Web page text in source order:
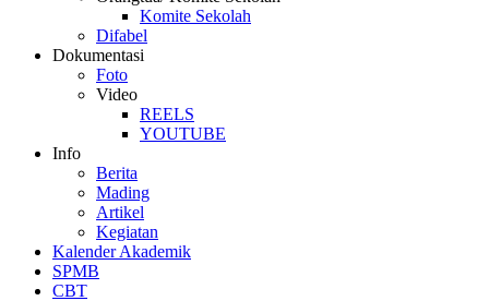
Komite Sekolah
Difabel
Dokumentasi
Foto
Video
REELS
YOUTUBE
Info
Berita
Mading
Artikel
Kegiatan
Kalender Akademik
SPMB
CBT